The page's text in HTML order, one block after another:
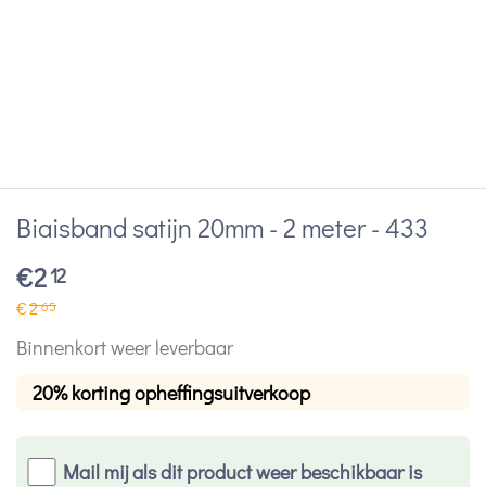
Biaisband satijn 20mm - 2 meter - 433
€212
€265
Binnenkort weer leverbaar
20% korting opheffingsuitverkoop
Mail mij als dit product weer beschikbaar is